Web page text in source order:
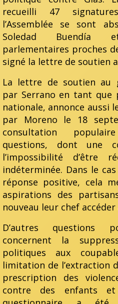
recueilli 47
l’Assemblée se sont
Soledad Buendía
parlementaires proches
signé la lettre de soutien
La lettre de soutien au
par Serrano en tant que
nationale, annonce aussi
par Moreno le 18
consultation
questions, dont une
l’impossibilité d’être
indéterminée. Dans le
réponse positive, cela
aspirations des
nouveau leur chef
D’autres questions
concernent la
politiques aux
limitation de l’extraction
prescription des
contre des enfants et